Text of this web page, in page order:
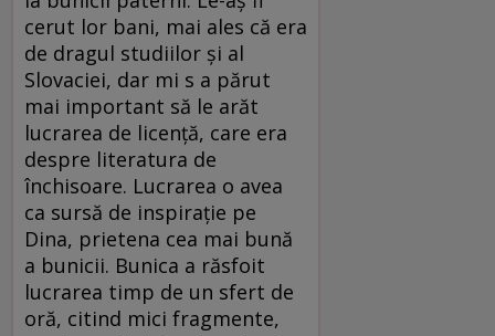
cerut lor bani, mai ales că era
de dragul studiilor și al
Slovaciei, dar mi s a părut
mai important să le arăt
lucrarea de licență, care era
despre literatura de
închisoare. Lucrarea o avea
ca sursă de inspirație pe
Dina, prietena cea mai bună
a bunicii. Bunica a răsfoit
lucrarea timp de un sfert de
oră, citind mici fragmente,